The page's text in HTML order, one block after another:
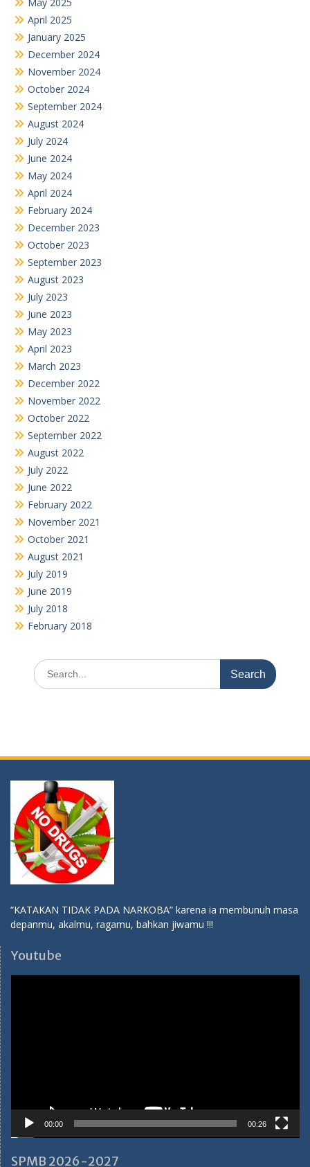
December 2023
October 2023
September 2023
August 2023
July 2023
June 2023
May 2023
April 2023
March 2023
December 2022
November 2022
October 2022
September 2022
August 2022
July 2022
June 2022
February 2022
November 2021
October 2021
August 2021
July 2019
June 2019
July 2018
February 2018
Search
for:
Player
00:00 00:26
SPMB 2026-2027
Pendaftaran SPMB SMA Hang Tuah 1 Jakarta TP 2026-2027
Instagram:
Twitter:
sma_hangtuah1
Tiktok: